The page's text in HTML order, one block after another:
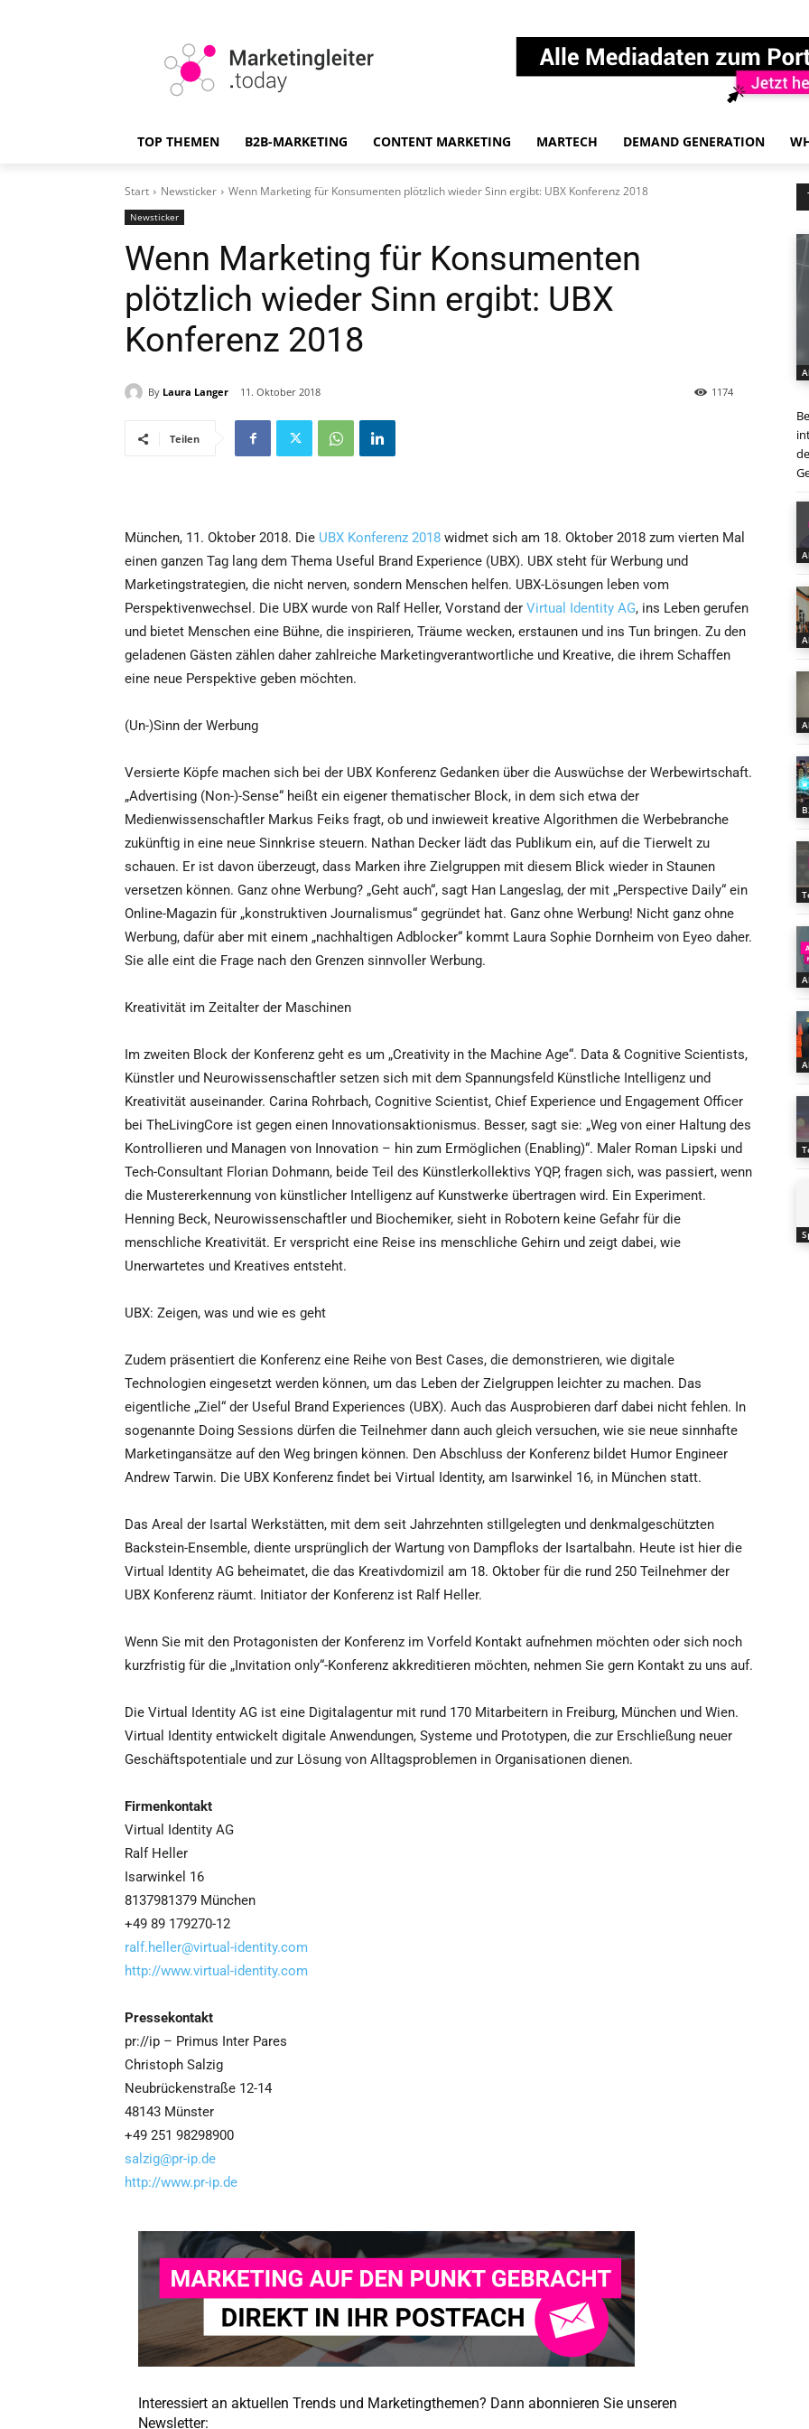
TOP THEMEN B2B-MARKETING CONTENT MARKETING MARTECH DEMAND GENERATION
Start Newsticker Wenn Marketing für Konsumenten plötzlich wieder Sinn ergibt: UBX Konferenz 2018
Newsticker
Wenn Marketing für Konsumenten
plötzlich wieder Sinn ergibt: UBX
Konferenz 2018
By Laura Langer 11. Oktober 2018 1174
Teilen
München, 11. Oktober 2018. Die UBX Konferenz 2018 widmet sich am 18. Oktober 2018 zum vierten Mal
einen ganzen Tag lang dem Thema Useful Brand Experience (UBX). UBX steht für Werbung und
Marketingstrategien, die nicht nerven, sondern Menschen helfen. UBX-Lösungen leben vom
Perspektivenwechsel. Die UBX wurde von Ralf Heller, Vorstand der Virtual Identity AG, ins Leben gerufen
und bietet Menschen eine Bühne, die inspirieren, Träume wecken, erstaunen und ins Tun bringen. Zu den
geladenen Gästen zählen daher zahlreiche Marketingverantwortliche und Kreative, die ihrem Schaffen
eine neue Perspektive geben möchten.
(Un-)Sinn der Werbung
Versierte Köpfe machen sich bei der UBX Konferenz Gedanken über die Auswüchse der Werbewirtschaft.
„Advertising (Non-)-Sense“ heißt ein eigener thematischer Block, in dem sich etwa der
Medienwissenschaftler Markus Feiks fragt, ob und inwieweit kreative Algorithmen die Werbebranche
zukünftig in eine neue Sinnkrise steuern. Nathan Decker lädt das Publikum ein, auf die Tierwelt zu
schauen. Er ist davon überzeugt, dass Marken ihre Zielgruppen mit diesem Blick wieder in Staunen
versetzen können. Ganz ohne Werbung? „Geht auch“, sagt Han Langeslag, der mit „Perspective Daily“ ein
Online-Magazin für „konstruktiven Journalismus“ gegründet hat. Ganz ohne Werbung! Nicht ganz ohne
Werbung, dafür aber mit einem „nachhaltigen Adblocker“ kommt Laura Sophie Dornheim von Eyeo daher.
Sie alle eint die Frage nach den Grenzen sinnvoller Werbung.
Kreativität im Zeitalter der Maschinen
Im zweiten Block der Konferenz geht es um „Creativity in the Machine Age“. Data & Cognitive Scientists,
Künstler und Neurowissenschaftler setzen sich mit dem Spannungsfeld Künstliche Intelligenz und
Kreativität auseinander. Carina Rohrbach, Cognitive Scientist, Chief Experience und Engagement Officer
bei TheLivingCore ist gegen einen Innovationsaktionismus. Besser, sagt sie: „Weg von einer Haltung des
Kontrollieren und Managen von Innovation – hin zum Ermöglichen (Enabling)“. Maler Roman Lipski und
Tech-Consultant Florian Dohmann, beide Teil des Künstlerkollektivs YQP, fragen sich, was passiert, wenn
die Mustererkennung von künstlicher Intelligenz auf Kunstwerke übertragen wird. Ein Experiment.
Henning Beck, Neurowissenschaftler und Biochemiker, sieht in Robotern keine Gefahr für die
menschliche Kreativität. Er verspricht eine Reise ins menschliche Gehirn und zeigt dabei, wie
Unerwartetes und Kreatives entsteht.
UBX: Zeigen, was und wie es geht
Zudem präsentiert die Konferenz eine Reihe von Best Cases, die demonstrieren, wie digitale
Technologien eingesetzt werden können, um das Leben der Zielgruppen leichter zu machen. Das
eigentliche „Ziel“ der Useful Brand Experiences (UBX). Auch das Ausprobieren darf dabei nicht fehlen. In
sogenannte Doing Sessions dürfen die Teilnehmer dann auch gleich versuchen, wie sie neue sinnhafte
Marketingansätze auf den Weg bringen können. Den Abschluss der Konferenz bildet Humor Engineer
Andrew Tarwin. Die UBX Konferenz findet bei Virtual Identity, am Isarwinkel 16, in München statt.
Das Areal der Isartal Werkstätten, mit dem seit Jahrzehnten stillgelegten und denkmalgeschützten
Backstein-Ensemble, diente ursprünglich der Wartung von Dampfloks der Isartalbahn. Heute ist hier die
Virtual Identity AG beheimatet, die das Kreativdomizil am 18. Oktober für die rund 250 Teilnehmer der
UBX Konferenz räumt. Initiator der Konferenz ist Ralf Heller.
Wenn Sie mit den Protagonisten der Konferenz im Vorfeld Kontakt aufnehmen möchten oder sich noch
kurzfristig für die „Invitation only“-Konferenz akkreditieren möchten, nehmen Sie gern Kontakt zu uns auf.
Die Virtual Identity AG ist eine Digitalagentur mit rund 170 Mitarbeitern in Freiburg, München und Wien.
Virtual Identity entwickelt digitale Anwendungen, Systeme und Prototypen, die zur Erschließung neuer
Geschäftspotentiale und zur Lösung von Alltagsproblemen in Organisationen dienen.
Firmenkontakt
Virtual Identity AG
Ralf Heller
Isarwinkel 16
8137981379 München
+49 89 179270-12
ralf.heller@virtual-identity.com
http://www.virtual-identity.com
Pressekontakt
pr://ip – Primus Inter Pares
Christoph Salzig
Neubrückenstraße 12-14
48143 Münster
+49 251 98298900
salzig@pr-ip.de
http://www.pr-ip.de
Interessiert an aktuellen Trends und Marketingthemen? Dann abonnieren Sie unseren
Newsletter: